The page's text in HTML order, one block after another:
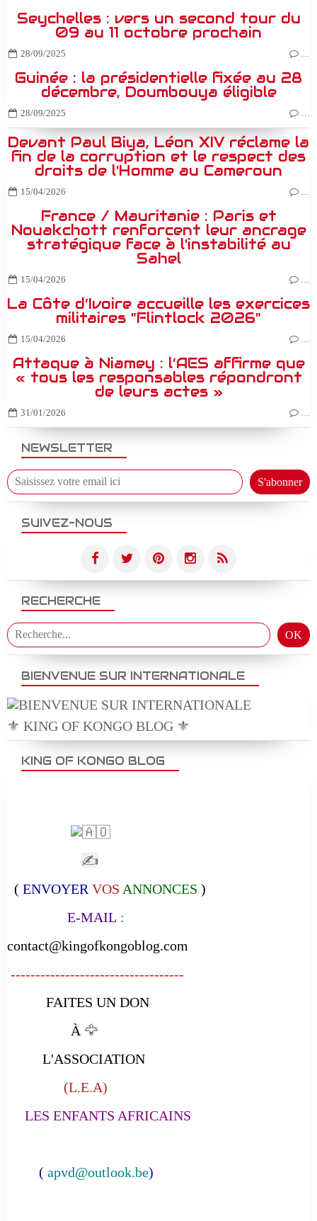
NEWSLETTER
SUIVEZ-NOUS
RECHERCHE
BIENVENUE SUR INTERNATIONALE
⚜️ KING OF KONGO BLOG ⚜️
Seychelles : vers un second tour du
09 au 11 octobre prochain
28/09/2025 …
Guinée : la présidentielle fixée au 28
décembre, Doumbouya éligible
28/09/2025 …
Devant Paul Biya, Léon XIV réclame la
fin de la corruption et le respect des
droits de l'Homme au Cameroun
15/04/2026 …
France / Mauritanie : Paris et
Nouakchott renforcent leur ancrage
stratégique face à l'instabilité au
Sahel
15/04/2026 …
La Côte d’Ivoire accueille les exercices
militaires "Flintlock 2026"
15/04/2026 …
Attaque à Niamey : l’AES affirme que
« tous les responsables répondront
de leurs actes »
31/01/2026 …
KING OF KONGO BLOG
✍
( ENVOYER VOS ANNONCES )
E-MAIL :
contact@kingofkongoblog.com
-----------------------------------
FAITES UN DON
À 🦅
L'ASSOCIATION
(L.E.A)
LES ENFANTS AFRICAINS
( apvd@outlook.be)